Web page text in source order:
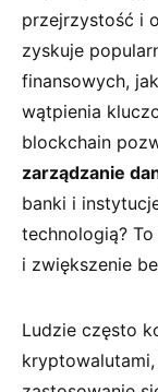
przejrzystość i
zyskuje
finansowych,
wątpienia
blockchain‌
zarządzanie
banki i
technologią?
i zwiększenie
Ludzie często